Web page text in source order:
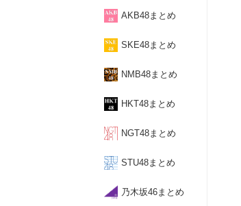
AKB48まとめ
SKE48まとめ
NMB48まとめ
HKT48まとめ
NGT48まとめ
STU48まとめ
乃木坂46まとめ